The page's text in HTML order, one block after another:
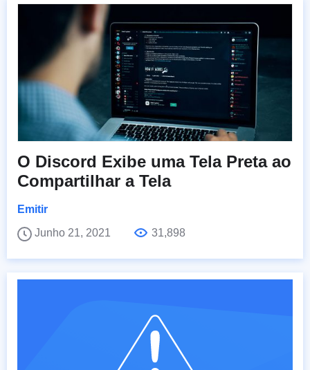
O Discord Exibe uma Tela Preta ao
Compartilhar a Tela
Emitir
Junho 21, 2021
31,898